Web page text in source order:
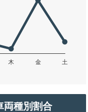
両種別割合